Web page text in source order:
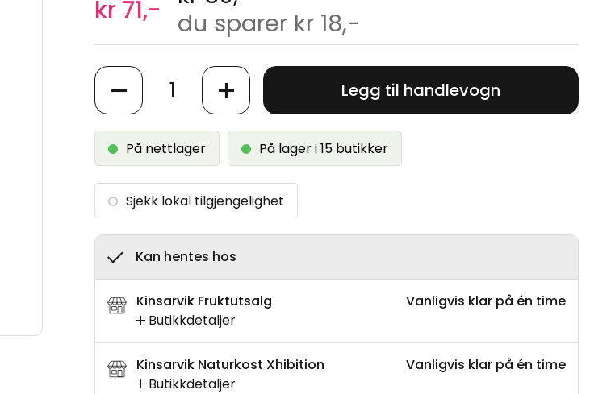
kr 71,- du sparer kr 18,-
Antall
Legg til handlevogn
På nettlager På lager i 15 butikker
Sjekk lokal tilgjengelighet
Kan hentes hos
Kinsarvik Fruktutsalg
Butikkdetaljer
Vanligvis klar på én time
Kinsarvik Naturkost Xhibition
Butikkdetaljer
Vanligvis klar på én time